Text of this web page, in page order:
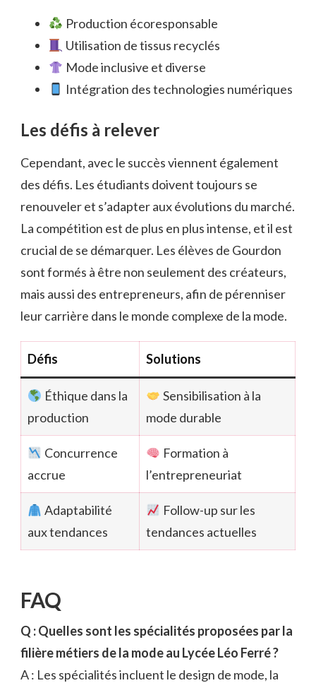
Production écoresponsable
Utilisation de tissus recyclés
Mode inclusive et diverse
Intégration des technologies numériques
Les défis à relever
Cependant, avec le succès viennent également
des défis. Les étudiants doivent toujours se
renouveler et s’adapter aux évolutions du marché.
La compétition est de plus en plus intense, et il est
crucial de se démarquer. Les élèves de Gourdon
sont formés à être non seulement des créateurs,
mais aussi des entrepreneurs, afin de pérenniser
leur carrière dans le monde complexe de la mode.
Défis Solutions
Éthique dans la
production
Sensibilisation à la
mode durable
Concurrence
accrue
Formation à
l’entrepreneuriat
Adaptabilité
aux tendances
Follow-up sur les
tendances actuelles
FAQ
Q : Quelles sont les spécialités proposées par la
filière métiers de la mode au Lycée Léo Ferré ?
A : Les spécialités incluent le design de mode, la